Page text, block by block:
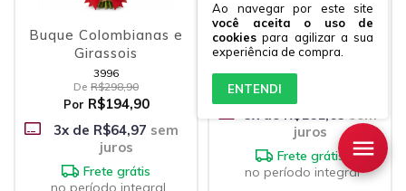
Ao navegar por este site
você aceita o uso de
cookies para agilizar a sua
experiência de compra.
ENTENDI
Buque Colombianas e
Girassois
3996
De R$298,90
Por R$194,90
3x de R$64,97 sem
juros
Frete grátis
Flores Itacoatiara
1266
R$484,90
3x de R$161,63 sem
juros
Frete grátis
no período integral